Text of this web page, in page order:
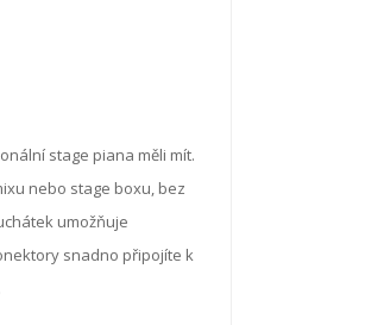
stage piana měli mít.
nebo stage boxu, bez
umožňuje
snadno připojíte k